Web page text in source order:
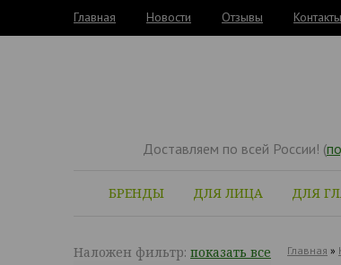
Главная Новости Отзывы Контакты
Доставляем по всей России! (
БРЕНДЫ ДЛЯ ЛИЦА ДЛЯ
Наложен фильтр: показать все Главная »